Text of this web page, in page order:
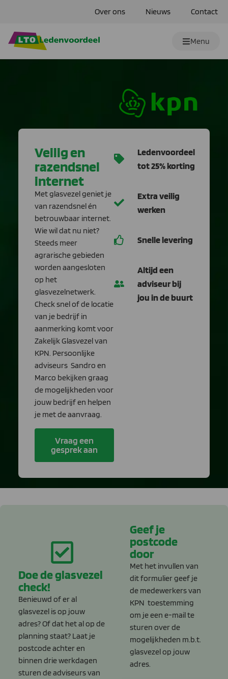
Over ons Nieuws Contact
Menu
Veilig en
razendsnel
internet
Met glasvezel geniet je
van razendsnel én
betrouwbaar internet.
Wie wil dat nu niet?
Steeds meer
agrarische gebieden
worden aangesloten
op het
glasvezelnetwerk.
Check snel of de locatie
van je bedrijf in
aanmerking komt voor
Zakelijk Glasvezel van
KPN. Persoonlijke
adviseurs Sandro en
Marco bekijken graag
de mogelijkheden voor
jouw bedrijf en helpen
je met de aanvraag.
Vraag een
gesprek aan
Ledenvoordeel
tot 25% korting
Extra veilig
werken
Snelle levering
Altijd een
adviseur bij
jou in de buurt
Doe de glasvezel
check!
Benieuwd of er al
glasvezel is op jouw
adres? Of dat het al op de
planning staat? Laat je
postcode achter en
binnen drie werkdagen
sturen de adviseurs van
Geef je
postcode
door
Met het invullen van
dit formulier geef je
de medewerkers van
KPN toestemming
om je een e-mail te
sturen over de
mogelijkheden m.b.t.
glasvezel op jouw
adres.